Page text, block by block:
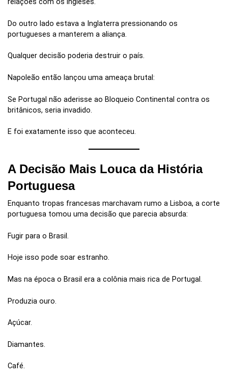
relações com os ingleses.
Do outro lado estava a Inglaterra pressionando os
portugueses a manterem a aliança.
Qualquer decisão poderia destruir o país.
Napoleão então lançou uma ameaça brutal:
Se Portugal não aderisse ao Bloqueio Continental contra os
britânicos, seria invadido.
E foi exatamente isso que aconteceu.
A Decisão Mais Louca da História
Portuguesa
Enquanto tropas francesas marchavam rumo a Lisboa, a corte
portuguesa tomou uma decisão que parecia absurda:
Fugir para o Brasil.
Hoje isso pode soar estranho.
Mas na época o Brasil era a colônia mais rica de Portugal.
Produzia ouro.
Açúcar.
Diamantes.
Café.